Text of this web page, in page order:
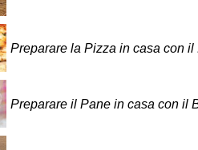
Preparare la Pizza in casa con il
Preparare il Pane in casa con il